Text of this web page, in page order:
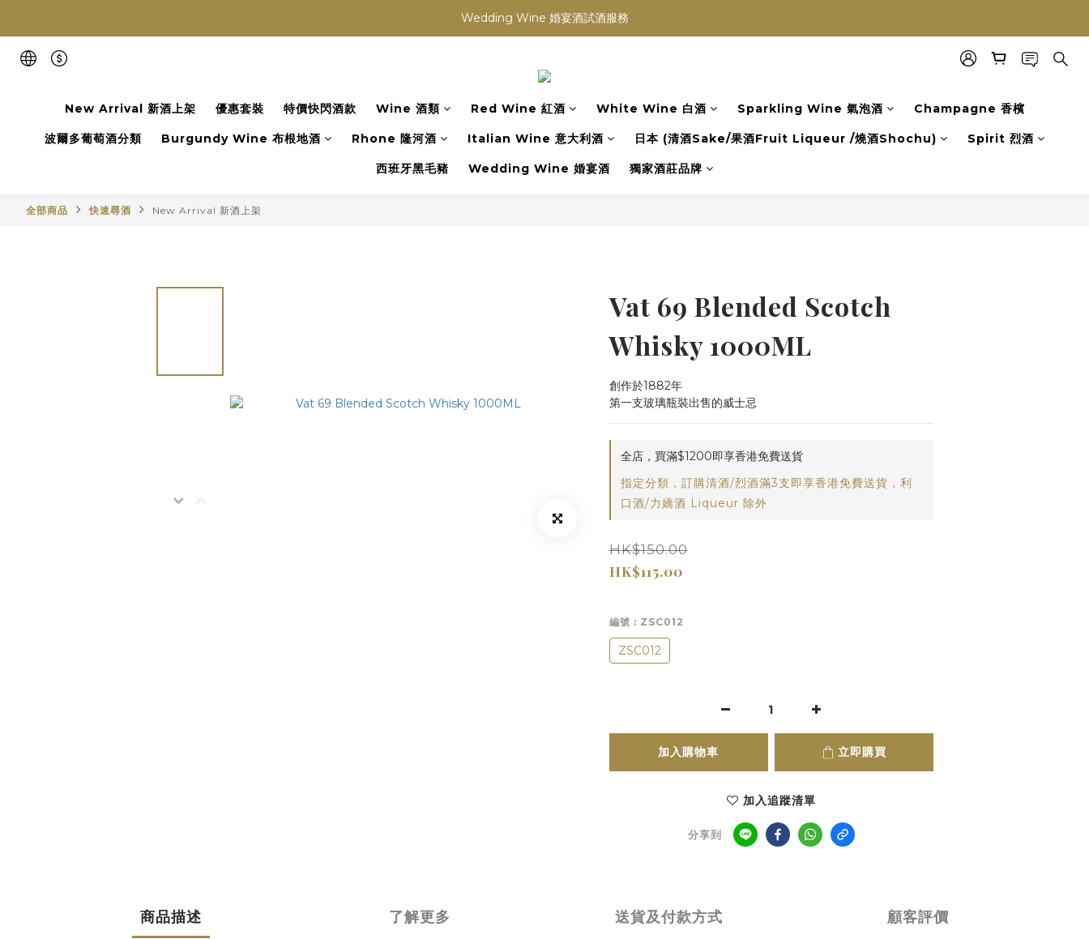
買滿任何酒類 六支 或買滿 $1200 (不限支數) 皆可享免費送貨
Wedding Wine 婚宴酒試酒服務
New Arrival 新酒上架 優惠套裝 特價快閃酒款 Wine 酒類 Red Wine 紅酒 White Wine 白酒 Sparkling Wine 氣泡酒 Champagne 香檳
波爾多葡萄酒分類 Burgundy Wine 布根地酒 Rhone 隆河酒 Italian Wine 意大利酒 日本 (清酒Sake/果酒Fruit Liqueur /燒酒Shochu) Spirit 烈酒
西班牙黑毛豬 Wedding Wine 婚宴酒 獨家酒莊品牌
全部商品 快速尋酒 New Arrival 新酒上架
Vat 69 Blended Scotch
Whisky 1000ML
創作於1882年
第一支玻璃瓶裝出售的威士忌
全店，買滿$1200即享香港免費送貨
指定分類，訂購清酒/烈酒滿3支即享香港免費送貨，利
口酒/力嬌酒 Liqueur 除外
HK$150.00
HK$115.00
編號 : ZSC012
ZSC012
加入購物車 立即購買
加入追蹤清單
分享到
商品描述 了解更多 送貨及付款方式 顧客評價